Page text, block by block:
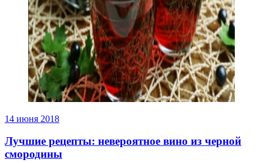
14 июня 2018
Лучшие рецепты: невероятное вино из черной
смородины